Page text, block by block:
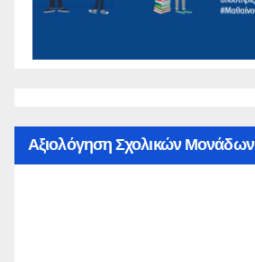
Αξιολόγηση Σχολικών Μονάδων